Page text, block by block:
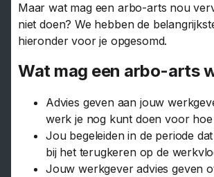
Maar wat mag een arbo-arts nou
niet doen? We hebben de
hieronder voor je opgesomd.
Wat mag een arbo-arts
Advies geven aan jouw
werk je nog kunt doen voor hoe
Jou begeleiden in de periode
bij het terugkeren op de
Jouw werkgever advies geven